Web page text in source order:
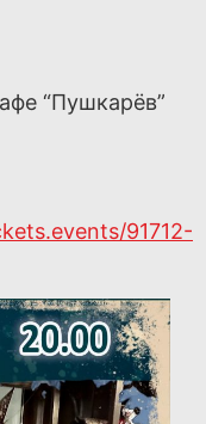
“Пушкарёв”
91712-